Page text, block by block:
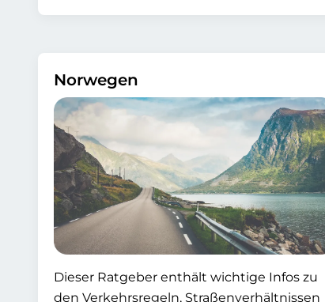
Norwegen
Dieser Ratgeber enthält wichtige Infos zu
den Verkehrsregeln, Straßenverhältnissen